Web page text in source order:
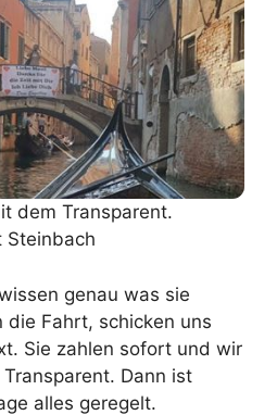
dem Transparent.
Steinbach
genau was sie
die Fahrt, schicken uns
Sie zahlen sofort und wir
Dann ist
alles geregelt.